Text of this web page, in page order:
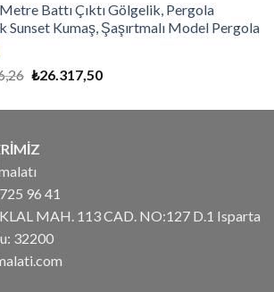
₺3.656,25.fiyat:
₺2.925,00.
Battı Çıktı Gölgelik, Pergola
Sunset Kumaş, Şaşırtmalı Model Pergola
Orijinal
₺39.476,26.
₺26.317,50Şu
fiyat:
96 41
MAH. 113 CAD. NO:127 D.1 Isparta
32200